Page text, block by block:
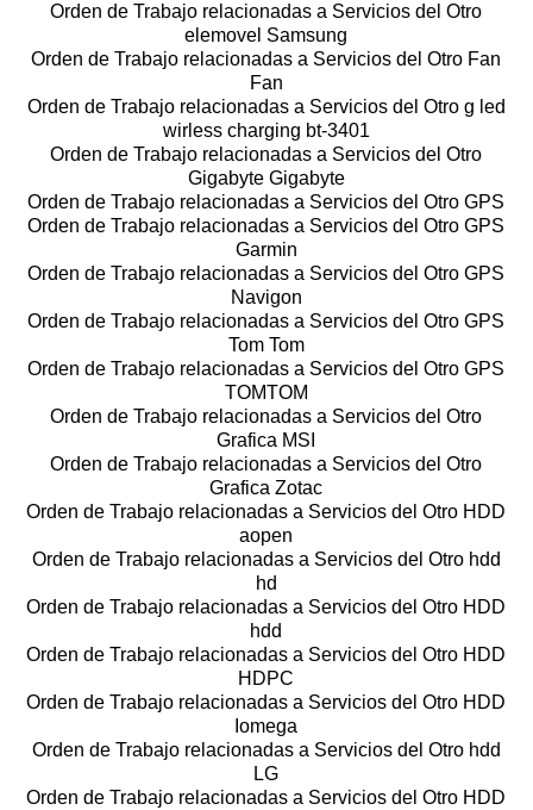
Orden de Trabajo relacionadas a Servicios del Otro
elemovel Samsung
Orden de Trabajo relacionadas a Servicios del Otro Fan
Fan
Orden de Trabajo relacionadas a Servicios del Otro g led
wirless charging bt-3401
Orden de Trabajo relacionadas a Servicios del Otro
Gigabyte Gigabyte
Orden de Trabajo relacionadas a Servicios del Otro GPS
Orden de Trabajo relacionadas a Servicios del Otro GPS
Garmin
Orden de Trabajo relacionadas a Servicios del Otro GPS
Navigon
Orden de Trabajo relacionadas a Servicios del Otro GPS
Tom Tom
Orden de Trabajo relacionadas a Servicios del Otro GPS
TOMTOM
Orden de Trabajo relacionadas a Servicios del Otro
Grafica MSI
Orden de Trabajo relacionadas a Servicios del Otro
Grafica Zotac
Orden de Trabajo relacionadas a Servicios del Otro HDD
aopen
Orden de Trabajo relacionadas a Servicios del Otro hdd
hd
Orden de Trabajo relacionadas a Servicios del Otro HDD
hdd
Orden de Trabajo relacionadas a Servicios del Otro HDD
HDPC
Orden de Trabajo relacionadas a Servicios del Otro HDD
Iomega
Orden de Trabajo relacionadas a Servicios del Otro hdd
LG
Orden de Trabajo relacionadas a Servicios del Otro HDD